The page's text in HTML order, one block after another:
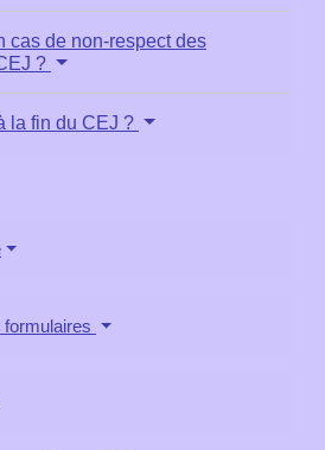
cas de non-respect des
?
la fin du CEJ ?